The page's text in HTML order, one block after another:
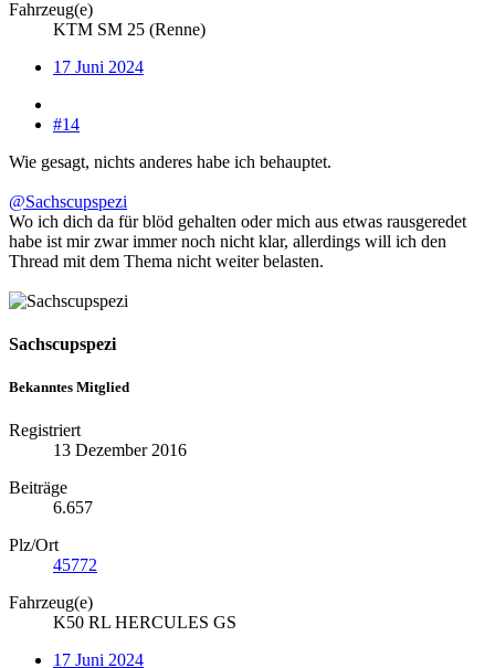
Fahrzeug(e)
KTM SM 25 (Renne)
17 Juni 2024
#14
Wie gesagt, nichts anderes habe ich behauptet.
@Sachscupspezi
Wo ich dich da für blöd gehalten oder mich aus etwas rausgeredet
habe ist mir zwar immer noch nicht klar, allerdings will ich den
Thread mit dem Thema nicht weiter belasten.
Sachscupspezi
Bekanntes Mitglied
Registriert
13 Dezember 2016
Beiträge
6.657
Plz/Ort
45772
Fahrzeug(e)
K50 RL HERCULES GS
17 Juni 2024